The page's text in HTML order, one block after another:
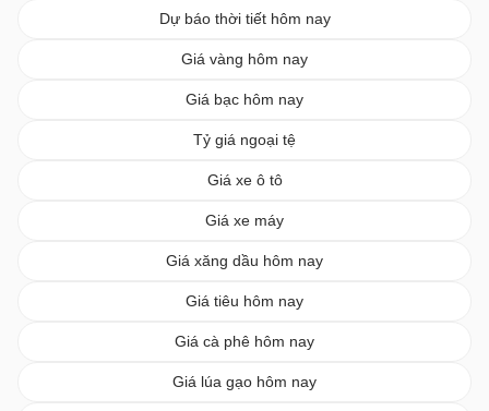
Dự báo thời tiết hôm nay
Giá vàng hôm nay
Giá bạc hôm nay
Tỷ giá ngoại tệ
Giá xe ô tô
Giá xe máy
Giá xăng dầu hôm nay
Giá tiêu hôm nay
Giá cà phê hôm nay
Giá lúa gạo hôm nay